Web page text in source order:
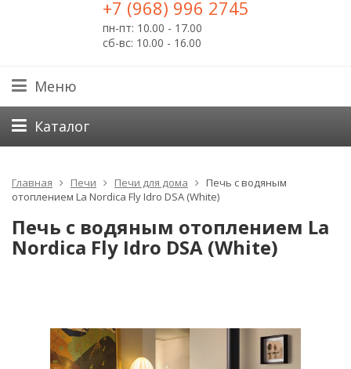
+7 (968) 996 2745
пн-пт: 10.00 - 17.00
сб-вс: 10.00 - 16.00
Меню
Каталог
Главная Печи Печи для дома
Печь с водяным
отоплением La Nordica Fly Idro DSA (White)
Печь с водяным отоплением La
Nordica Fly Idro DSA (White)